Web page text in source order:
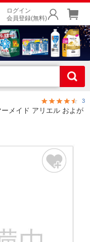
ログイン
会員登録(無料)
3
メイド アリエル およが